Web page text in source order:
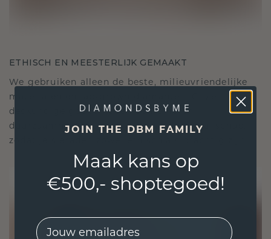
ETHISCH EN MEESTERLIJK GEMAAKT
We gebruiken alleen de beste, milieuvriendelijke
materialen en lab-grown diamanten. Onze
deskundige goudsmeden combineren
duurzaamheid met ongeëvenaard vakmanschap,
zodat je sieraden zowel ethisch als prachtig zijn.
JOIN THE DBM FAMILY
Maak kans op
€500,- shoptegoed!
EMail